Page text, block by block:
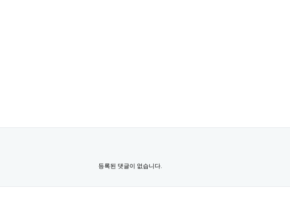
등록된 댓글이 없습니다.